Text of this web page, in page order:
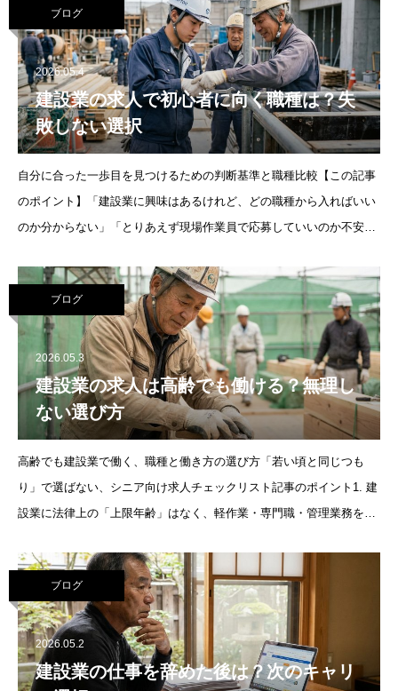
ブログ
2026.05.4
建設業の求人で初心者に向く職種は？失
敗しない選択
自分に合った一歩目を見つけるための判断基準と職種比較【この記事
のポイント】「建設業に興味はあるけれど、どの職種から入ればいい
のか分からない」「とりあえず現場作業員で応募していいのか不安」
を"現場目線"
ブログ
2026.05.3
建設業の求人は高齢でも働ける？無理し
ない選び方
高齢でも建設業で働く、職種と働き方の選び方「若い頃と同じつも
り」で選ばない、シニア向け求人チェックリスト記事のポイント1. 建
設業に法律上の「上限年齢」はなく、軽作業・専門職・管理業務を選
ブログ
2026.05.2
建設業の仕事を辞めた後は？次のキャリ